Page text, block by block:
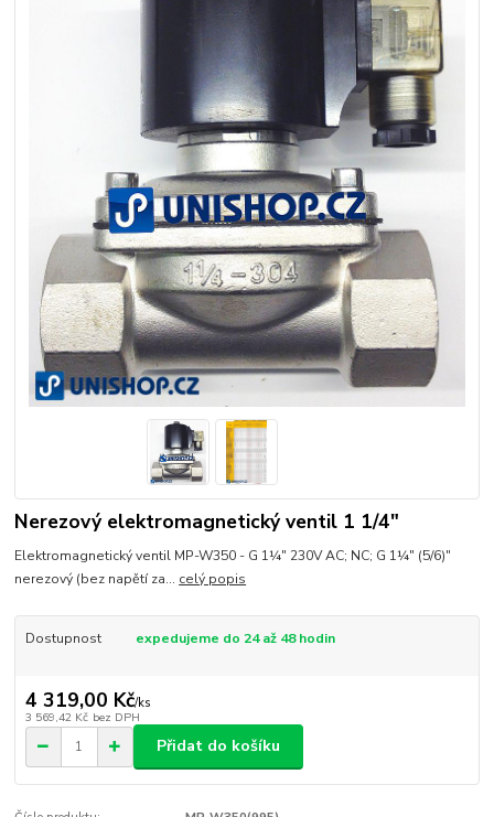
Nerezový elektromagnetický ventil 1 1/4"
Elektromagnetický ventil MP-W350 - G 1¼" 230V AC; NC; G 1¼" (5/6)"
nerezový (bez napětí za... celý popis
Dostupnost expedujeme do 24 až 48 hodin
4 319,00 Kč/ks
3 569,42 Kč bez DPH
Přidat do košíku